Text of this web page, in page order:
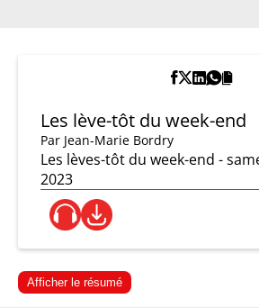
Les lève-tôt du week-end
Par Jean-Marie Bordry
Les lèves-tôt du week-end -
2023
Afficher le résumé